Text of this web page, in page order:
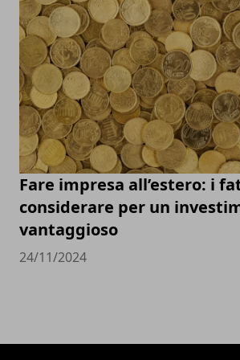
Fare impresa all’estero: i
considerare per un
vantaggioso
24/11/2024